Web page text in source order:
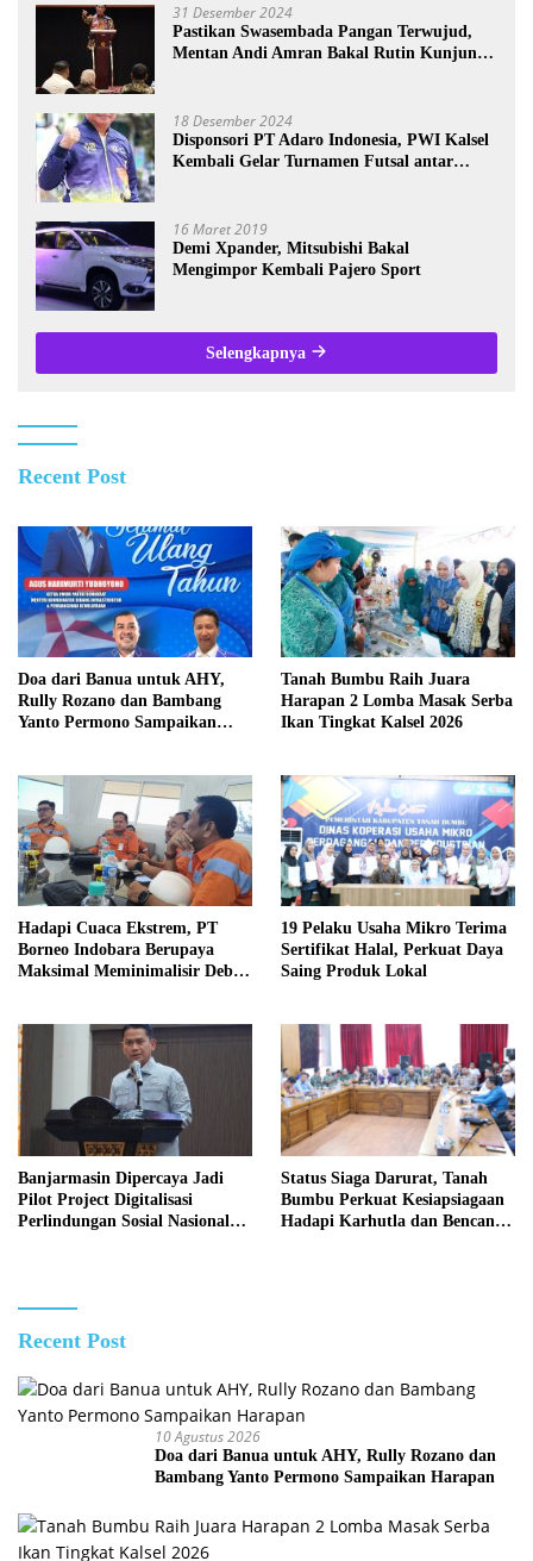
31 Desember 2024
Pastikan Swasembada Pangan Terwujud,
Mentan Andi Amran Bakal Rutin Kunjungi
18 Desember 2024
Disponsori PT Adaro Indonesia, PWI Kalsel
Kembali Gelar Turnamen Futsal antar
16 Maret 2019
Demi Xpander, Mitsubishi Bakal
Mengimpor Kembali Pajero Sport
Selengkapnya
Recent Post
Doa dari Banua untuk AHY,
Rully Rozano dan Bambang
Yanto Permono Sampaikan
Tanah Bumbu Raih Juara
Harapan 2 Lomba Masak Serba
Ikan Tingkat Kalsel 2026
Hadapi Cuaca Ekstrem, PT
Borneo Indobara Berupaya
Maksimal Meminimalisir Debu
19 Pelaku Usaha Mikro Terima
Sertifikat Halal, Perkuat Daya
Saing Produk Lokal
Banjarmasin Dipercaya Jadi
Pilot Project Digitalisasi
Perlindungan Sosial Nasional
Status Siaga Darurat, Tanah
Bumbu Perkuat Kesiapsiagaan
Hadapi Karhutla dan Bencana
Recent Post
10 Agustus 2026
Doa dari Banua untuk AHY, Rully Rozano dan
Bambang Yanto Permono Sampaikan Harapan